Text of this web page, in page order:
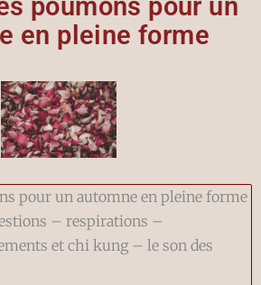
poumons pour un
en pleine forme
pour un automne en pleine forme
– respirations –
et chi kung – le son des